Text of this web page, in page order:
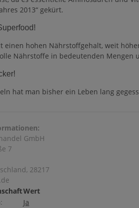
2013“ gekürt.
einen hohen Nährstoffgehalt, weit
Nährstoffe in bedeutenden Mengen
hat man bisher ein Leben lang
GmbH
7
28217
Wert
Ja